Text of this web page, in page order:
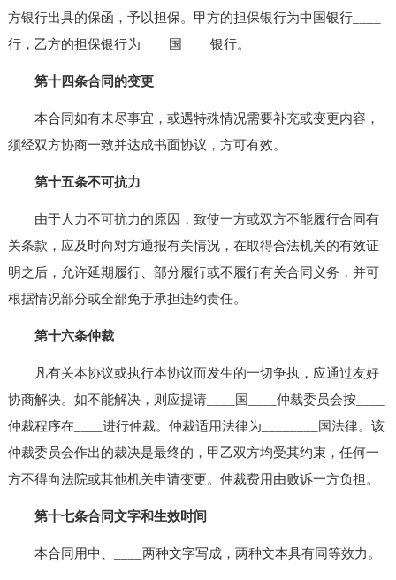
方银行出具的保函，予以担保。甲方的担保银行为中国银行____
行，乙方的担保银行为____国____银行。
第十四条合同的变更
本合同如有未尽事宜，或遇特殊情况需要补充或变更内容，
须经双方协商一致并达成书面协议，方可有效。
第十五条不可抗力
由于人力不可抗力的原因，致使一方或双方不能履行合同有
关条款，应及时向对方通报有关情况，在取得合法机关的有效证
明之后，允许延期履行、部分履行或不履行有关合同义务，并可
根据情况部分或全部免于承担违约责任。
第十六条仲裁
凡有关本协议或执行本协议而发生的一切争执，应通过友好
协商解决。如不能解决，则应提请____国____仲裁委员会按____
仲裁程序在____进行仲裁。仲裁适用法律为________国法律。该
仲裁委员会作出的裁决是最终的，甲乙双方均受其约束，任何一
方不得向法院或其他机关申请变更。仲裁费用由败诉一方负担。
第十七条合同文字和生效时间
本合同用中、____两种文字写成，两种文本具有同等效力。